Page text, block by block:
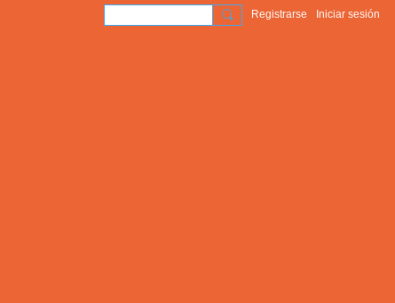
Registrarse Iniciar sesión